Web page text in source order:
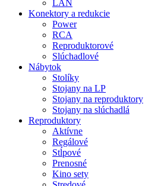
LAN
Konektory a redukcie
Power
RCA
Reproduktorové
Slúchadlové
Nábytok
Stolíky
Stojany na LP
Stojany na reproduktory
Stojany na slúchadlá
Reproduktory
Aktívne
Regálové
Stĺpové
Prenosné
Kino sety